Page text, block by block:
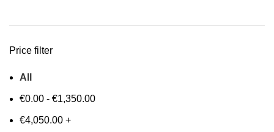
Price filter
All
€0.00 - €1,350.00
€4,050.00 +